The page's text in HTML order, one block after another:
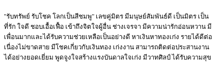
"รับทรัพย์ รับโชค โลกเป็นสีชมพู" เลขคู่มิตร มีมนุษย์สัมพันธ์ดี เป็นมิตร เป็น
ที่รัก ใจดี ชอบเอื้อเฟื้อ เข้าถึงจิตใจผู้อื่น ช่างเจรจา มีความน่ารักอ่อนหวาน มี
เพื่อนมากและได้รับความช่วยเหลือเป็นอย่างดี หาเงินหาทองเก่ง รายได้ดีต่อ
เนื่องไม่ขาดสาย มีโชคเกี่ยวกับเงินทอง เก่งงาน สามารถติดต่อประสานงาน
ได้อย่างยอดเยี่ยม พูดจูงใจสร้างแรงบันดาลใจเก่ง มีวาทศิลป์ ได้รับความสุข